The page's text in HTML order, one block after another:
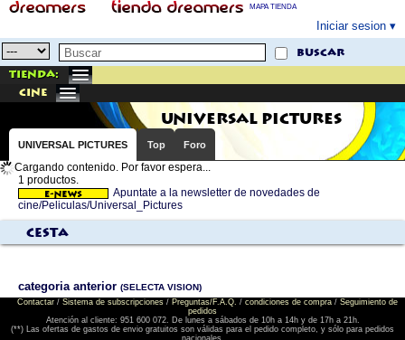
MAPA TIENDA
Iniciar sesion
buscar
Tienda:
cine
UNIVERSAL PICTURES
UNIVERSAL PICTURES Top Foro
Cargando contenido. Por favor espera...
1 productos.
Apuntate a la newsletter de novedades de
cine/Peliculas/Universal_Pictures
Cesta
categoria anterior (SELECTA VISION)
Contactar/ Sistema de subscripciones/ Preguntas/F.A.Q. / condiciones de compra/ Seguimiento de
pedidos
Atención al cliente: 951 600 072. De lunes a sábados de 10h a 14h y de 17h a 21h.
(**) Las ofertas de gastos de envio gratuitos son válidas para el pedido completo, y sólo para pedidos